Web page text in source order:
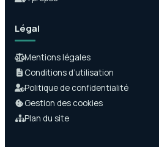
Légal
Mentions légales
Conditions d’utilisation
Politique de confidentialité
Gestion des cookies
Plan du site